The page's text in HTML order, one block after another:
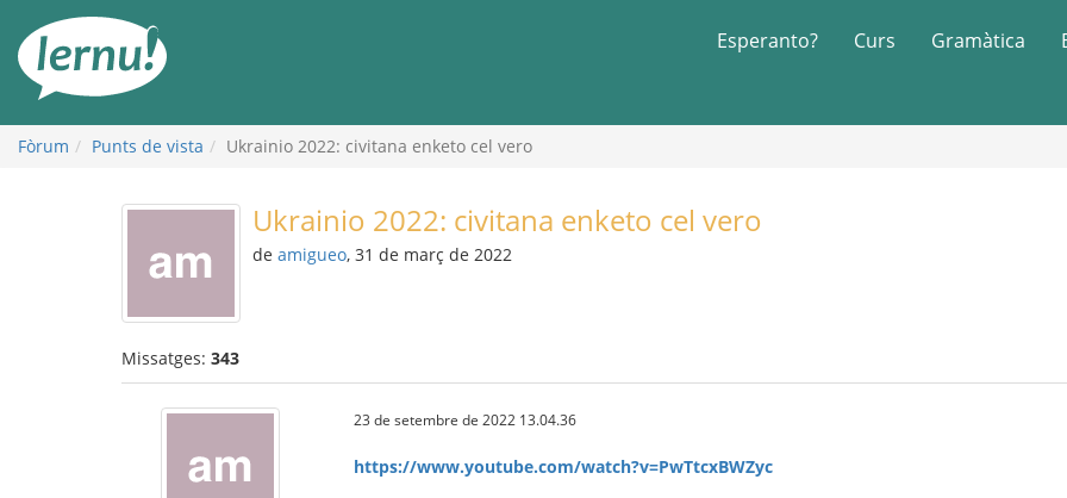
contingut
Esperanto? Curs Gramàtica
Fòrum Punts de vista Ukrainio 2022: civitana enketo cel vero
Ukrainio 2022: civitana enketo cel vero
de amigueo, 31 de març de 2022
Missatges: 343
23 de setembre de 2022 13.04.36
https://www.youtube.com/watch?v=PwTtcxBWZyc